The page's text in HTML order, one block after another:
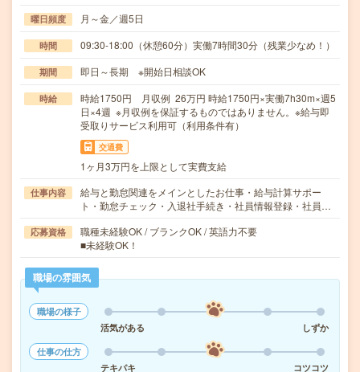
曜日頻度 月～金／週5日
時間 09:30-18:00（休憩60分）実働7時間30分（残業少なめ！）
期間 即日～長期 ※開始日相談OK
時給
時給1750円 月収例 26万円 時給1750円×実働7h30m×週5
日×4週 ※月収例を保証するものではありません。※給与即
受取りサービス利用可（利用条件有）
交通費
1ヶ月3万円を上限として実費支給
仕事内容
給与と勤怠関連をメインとしたお仕事・給与計算サポー
ト・勤怠チェック・入退社手続き・社員情報登録・社員…
応募資格
職種未経験OK / ブランクOK / 英語力不要
■未経験OK！
職場の雰囲気
職場の様子
活気がある
しずか
仕事の仕方
テキパキ
コツコツ